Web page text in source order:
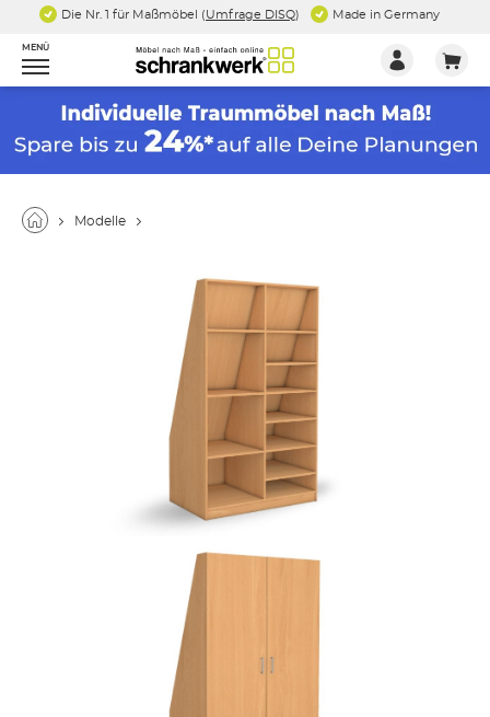
Die Nr. 1 für Maßmöbel (Umfrage DISQ) Made in Germany
MENÜ
Modelle